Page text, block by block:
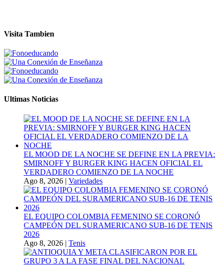
Visita Tambien
Ultimas Noticias
EL MOOD DE LA NOCHE SE DEFINE EN LA PREVIA:
SMIRNOFF Y BURGER KING HACEN OFICIAL EL
VERDADERO COMIENZO DE LA NOCHE
Ago 8, 2026 | Variedades
EL EQUIPO COLOMBIA FEMENINO SE CORONÓ
CAMPEÓN DEL SURAMERICANO SUB-16 DE TENIS
2026
Ago 8, 2026 | Tenis